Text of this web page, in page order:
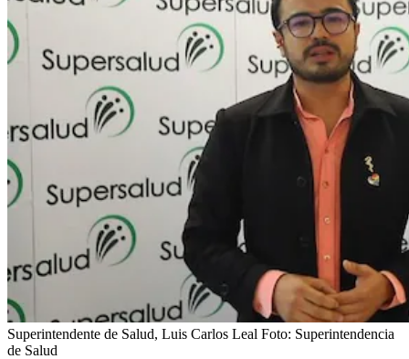
Superintendente de Salud, Luis Carlos Leal Foto: Superintendencia
de Salud